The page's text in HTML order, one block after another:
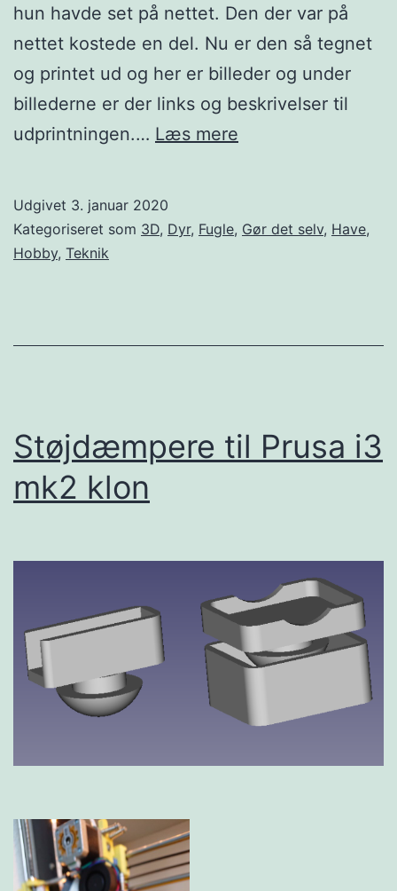
hun havde set på nettet. Den der var på
nettet kostede en del. Nu er den så tegnet
og printet ud og her er billeder og under
billederne er der links og beskrivelser til
udprintningen.… Læs mere
Udgivet 3. januar 2020
Kategoriseret som 3D, Dyr, Fugle, Gør det selv, Have,
Hobby, Teknik
Støjdæmpere til Prusa i3
mk2 klon